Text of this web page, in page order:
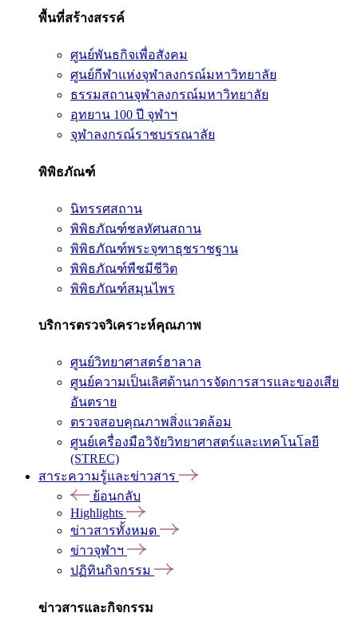
พื้นที่สร้างสรรค์
ศูนย์พันธกิจเพื่อสังคม
ศูนย์กีฬาแห่งจุฬาลงกรณ์มหาวิทยาลัย
ธรรมสถานจุฬาลงกรณ์มหาวิทยาลัย
อุทยาน 100 ปี จุฬาฯ
จุฬาลงกรณ์ราชบรรณาลัย
พิพิธภัณฑ์
นิทรรศสถาน
พิพิธภัณฑ์ชลทัศนสถาน
พิพิธภัณฑ์พระจุฑาธุชราชฐาน
พิพิธภัณฑ์พืชมีชีวิต
พิพิธภัณฑ์สมุนไพร
บริการตรวจวิเคราะห์คุณภาพ
ศูนย์วิทยาศาสตร์ฮาลาล
ศูนย์ความเป็นเลิศด้านการจัดการสารและของเสีย
อันตราย
ตรวจสอบคุณภาพสิ่งแวดล้อม
ศูนย์เครื่องมือวิจัยวิทยาศาสตร์และเทคโนโลยี
(STREC)
สาระความรู้และข่าวสาร
ย้อนกลับ
Highlights
ข่าวสารทั้งหมด
ข่าวจุฬาฯ
ปฏิทินกิจกรรม
ข่าวสารและกิจกรรม